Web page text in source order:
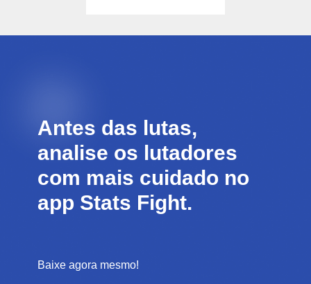
Antes das lutas,
analise os lutadores
com mais cuidado no
app Stats Fight.
Baixe agora mesmo!